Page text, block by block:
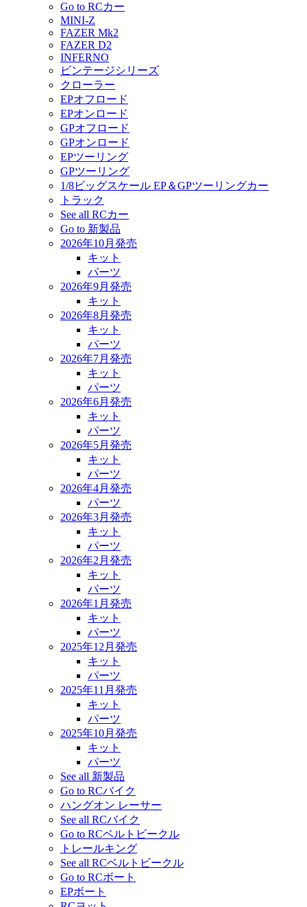
Go to RCカー
MINI-Z
FAZER Mk2
FAZER D2
INFERNO
ビンテージシリーズ
クローラー
EPオフロード
EPオンロード
GPオフロード
GPオンロード
EPツーリング
GPツーリング
1/8ビッグスケール EP＆GPツーリングカー
トラック
See all RCカー
Go to 新製品
2026年10月発売
キット
パーツ
2026年9月発売
キット
2026年8月発売
キット
パーツ
2026年7月発売
キット
パーツ
2026年6月発売
キット
パーツ
2026年5月発売
キット
パーツ
2026年4月発売
パーツ
2026年3月発売
キット
パーツ
2026年2月発売
キット
パーツ
2026年1月発売
キット
パーツ
2025年12月発売
キット
パーツ
2025年11月発売
キット
パーツ
2025年10月発売
キット
パーツ
See all 新製品
Go to RCバイク
ハングオン レーサー
See all RCバイク
Go to RCベルトビークル
トレールキング
See all RCベルトビークル
Go to RCボート
EPボート